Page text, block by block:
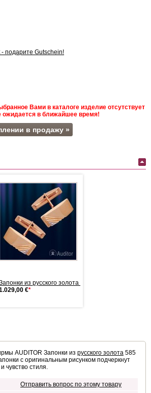
подарите Gutschein!
Вами в каталоге изделие отсутствует
ожидается в ближайшее время!
в продажу »
из русского золота 585 п...
€*
AUDITOR Запонки из русского золота 585
с оригинальным рисунком подчеркнут
чувство стиля.
Отправить вопрос по этому товару